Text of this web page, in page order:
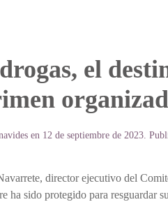
el
en 12 de septiembre de 2023 .
director ejecutivo del
sido protegido para resguardar